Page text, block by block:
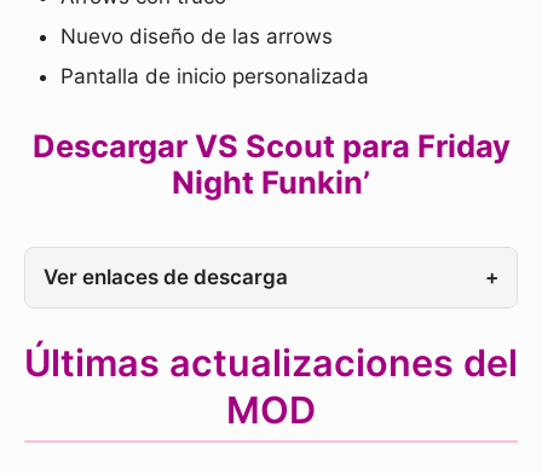
Nuevo diseño de las arrows
Pantalla de inicio personalizada
Descargar VS Scout para Friday
Night Funkin’
Ver enlaces de descarga +
Últimas actualizaciones del
MOD